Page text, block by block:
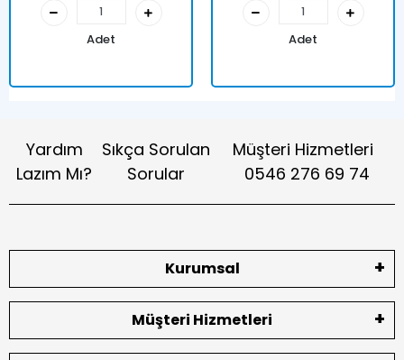
Adet Adet
Yardım
Lazım Mı?
Sıkça Sorulan
Sorular
Müşteri Hizmetleri
0546 276 69 74
Kurumsal
Müşteri Hizmetleri